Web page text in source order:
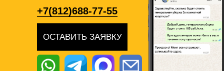
ОСТАВИТЬ ЗАЯВКУ
+7(812)688-77-55